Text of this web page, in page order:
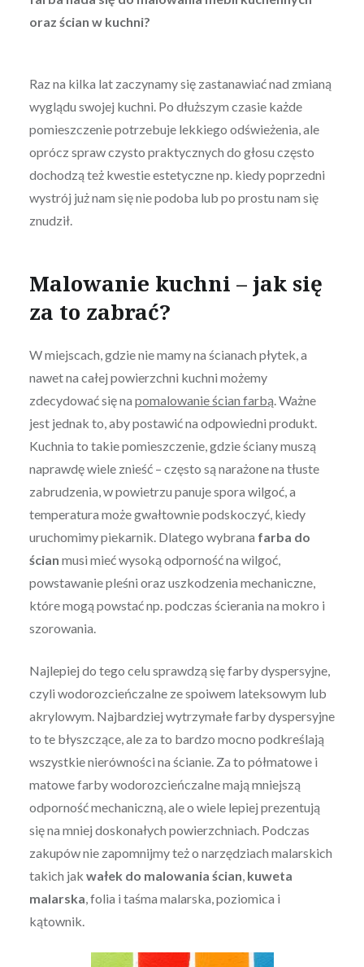
oraz ścian w kuchni?
Raz na kilka lat zaczynamy się zastanawiać nad zmianą
wyglądu swojej kuchni. Po dłuższym czasie każde
pomieszczenie potrzebuje lekkiego odświeżenia, ale
oprócz spraw czysto praktycznych do głosu często
dochodzą też kwestie estetyczne np. kiedy poprzedni
wystrój już nam się nie podoba lub po prostu nam się
znudził.
Malowanie kuchni – jak się
za to zabrać?
W miejscach, gdzie nie mamy na ścianach płytek, a
nawet na całej powierzchni kuchni możemy
zdecydować się na pomalowanie ścian farbą. Ważne
jest jednak to, aby postawić na odpowiedni produkt.
Kuchnia to takie pomieszczenie, gdzie ściany muszą
naprawdę wiele znieść – często są narażone na tłuste
zabrudzenia, w powietrzu panuje spora wilgoć, a
temperatura może gwałtownie podskoczyć, kiedy
uruchomimy piekarnik. Dlatego wybrana farba do
ścian musi mieć wysoką odporność na wilgoć,
powstawanie pleśni oraz uszkodzenia mechaniczne,
które mogą powstać np. podczas ścierania na mokro i
szorowania.
Najlepiej do tego celu sprawdzą się farby dyspersyjne,
czyli wodorozcieńczalne ze spoiwem lateksowym lub
akrylowym. Najbardziej wytrzymałe farby dyspersyjne
to te błyszczące, ale za to bardzo mocno podkreślają
wszystkie nierówności na ścianie. Za to półmatowe i
matowe farby wodorozcieńczalne mają mniejszą
odporność mechaniczną, ale o wiele lepiej prezentują
się na mniej doskonałych powierzchniach. Podczas
zakupów nie zapomnijmy też o narzędziach malarskich
takich jak wałek do malowania ścian, kuweta
malarska, folia i taśma malarska, poziomica i
kątownik.